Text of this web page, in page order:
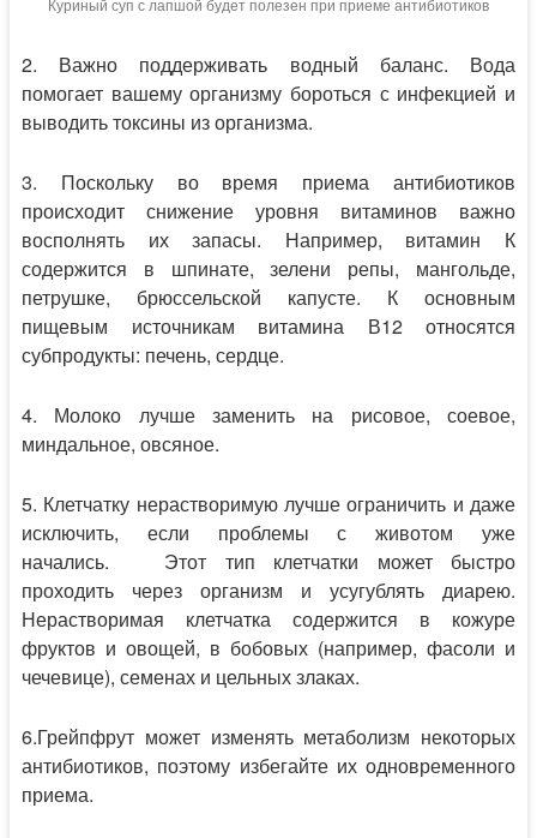
2. Важно поддерживать водный баланс. Вода
помогает вашему организму бороться с инфекцией и
выводить токсины из организма.
3. Поскольку во время приема антибиотиков
происходит снижение уровня витаминов важно
восполнять их запасы. Например, витамин К
содержится в шпинате, зелени репы, мангольде,
петрушке, брюссельской капусте. К основным
пищевым источникам витамина В12 относятся
субпродукты: печень, сердце.
4. Молоко лучше заменить на рисовое, соевое,
миндальное, овсяное.
5. Клетчатку нерастворимую лучше ограничить и даже
исключить, если проблемы с животом уже
начались. Этот тип клетчатки может быстро
проходить через организм и усугублять диарею.
Нерастворимая клетчатка содержится в кожуре
фруктов и овощей, в бобовых (например, фасоли и
чечевице), семенах и цельных злаках.
6.Грейпфрут может изменять метаболизм некоторых
антибиотиков, поэтому избегайте их одновременного
приема.